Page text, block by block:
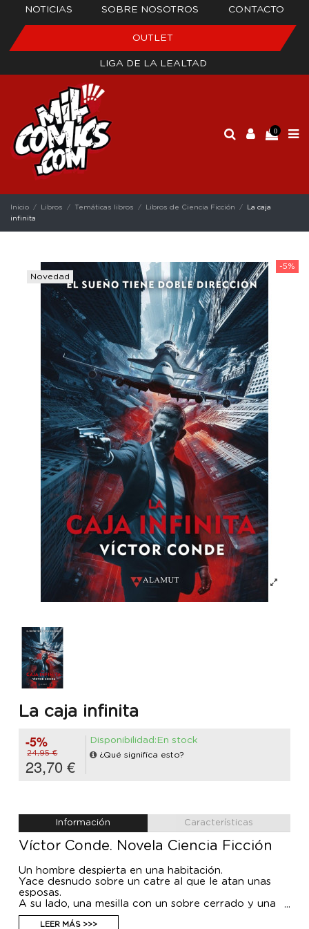
NOTICIAS SOBRE NOSOTROS CONTACTO
OUTLET
LIGA DE LA LEALTAD
0
Inicio Libros Temáticas libros Libros de Ciencia Ficción
La caja
infinita
-5%
Novedad
La caja infinita
-5%
24,95 €
23,70 €
Disponibilidad:En stock
¿Qué significa esto?
Información Características
Víctor Conde. Novela Ciencia Ficción
Un hombre despierta en una habitación.
Yace desnudo sobre un catre al que le atan unas
esposas.
A su lado, una mesilla con un sobre cerrado y una
pis tola de mango nacarado.
Tras abrir el sobre con su mano libre, encuentra una
LEER MÁS >>>